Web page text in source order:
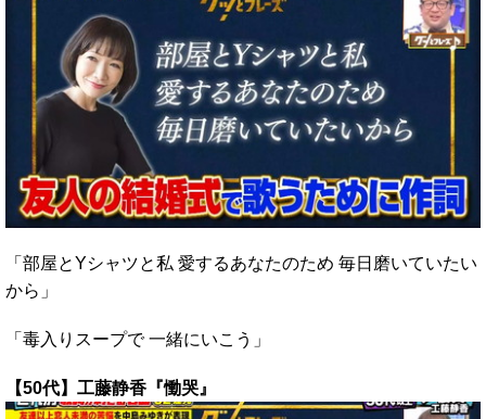
「部屋とYシャツと私 愛するあなたのため 毎日磨いていたい
から」
「毒入りスープで 一緒にいこう」
【50代】工藤静香『慟哭』